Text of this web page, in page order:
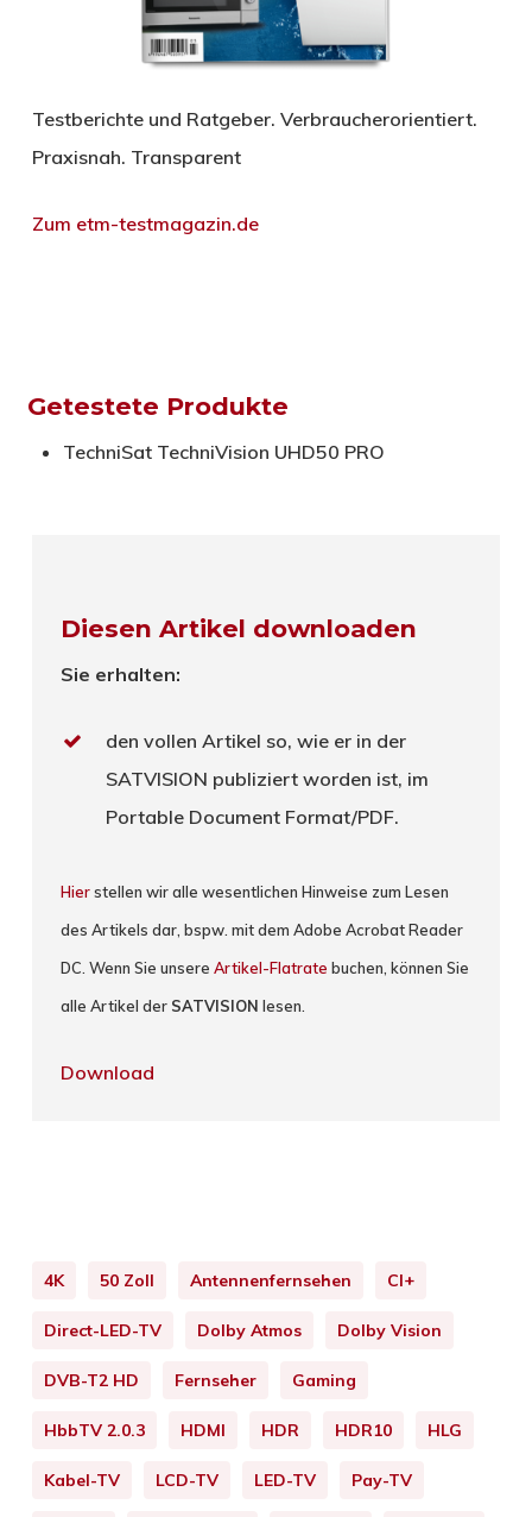
Testberichte und Ratgeber. Verbraucherorientiert.
Praxisnah. Transparent
Zum etm-testmagazin.de
Getestete Produkte
TechniSat TechniVision UHD50 PRO
Diesen Artikel downloaden
Sie erhalten:
den vollen Artikel so, wie er in der
SATVISION publiziert worden ist, im
Portable Document Format/PDF.
Hierstellen wir alle wesentlichen Hinweise zum Lesen
des Artikels dar, bspw. mit dem Adobe Acrobat Reader
DC. Wenn Sie unsereArtikel-Flatrate buchen, können Sie
alle Artikel der SATVISION lesen.
Download
4K 50 Zoll Antennenfernsehen CI+
Direct-LED-TV Dolby Atmos Dolby Vision
DVB-T2 HD Fernseher Gaming
HbbTV 2.0.3 HDMI HDR HDR10 HLG
Kabel-TV LCD-TV LED-TV Pay-TV